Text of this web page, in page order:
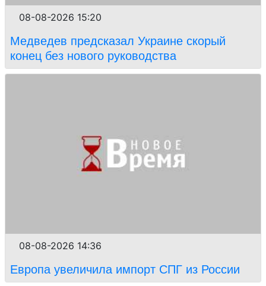
08-08-2026 15:20
Медведев предсказал Украине скорый
конец без нового руководства
08-08-2026 14:36
Европа увеличила импорт СПГ из России